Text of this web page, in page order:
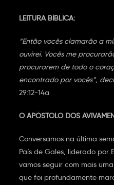
LEITURA BÍBLICA:
“Então vocês clamarão a
ouvirei. Vocês me
procurarem de todo o
encontrado por vocês”,
29:12-14a
O APÓSTOLO DOS
Conversamos na última
País de Gales, liderado por
vamos seguir com mais
que foi profundamente